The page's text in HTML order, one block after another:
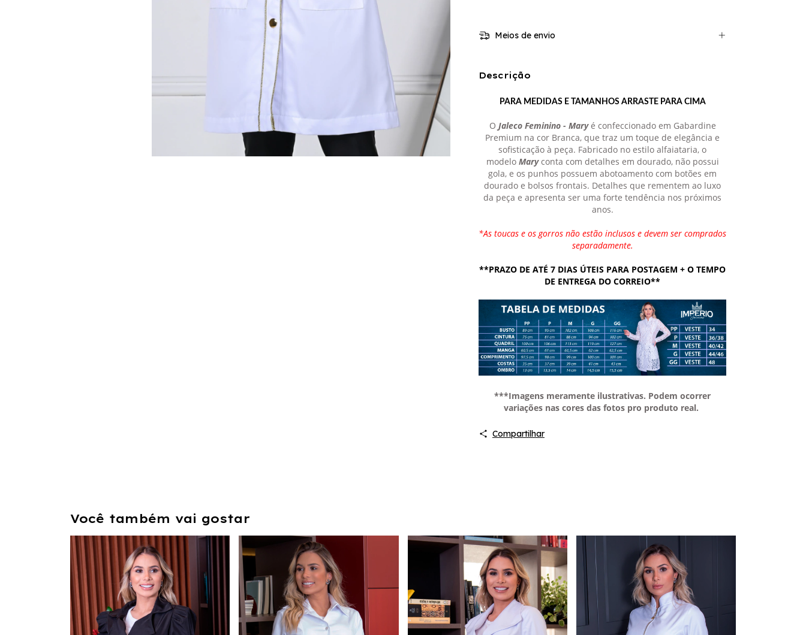
Meios de envio
Descrição
PARA MEDIDAS E TAMANHOS ARRASTE PARA CIMA
O Jaleco Feminino - Maryé confeccionado em Gabardine
Premium na cor Branca, que traz um toque de elegância e
sofisticação à peça. Fabricado no estilo alfaiataria, o
modelo Maryconta com detalhes em dourado, não possui
gola, e os punhos possuem abotoamento com botões em
dourado e bolsos frontais. Detalhes que rementem ao luxo
da peça e apresenta ser uma forte tendência nos próximos
anos.
*As toucas e os gorros não estão inclusos e devem ser comprados
separadamente.
**PRAZO DE ATÉ 7 DIAS ÚTEIS PARA POSTAGEM + O TEMPO
DE ENTREGA DO CORREIO**
***Imagens meramente ilustrativas. Podem ocorrer
variações nas cores das fotos pro produto real.
Compartilhar
Você também vai gostar